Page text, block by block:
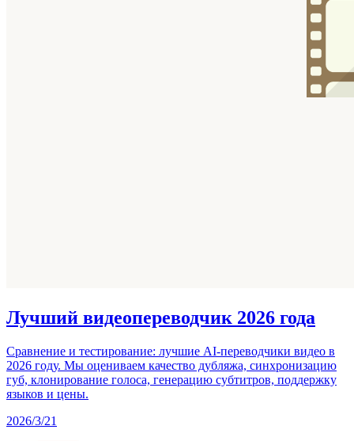
Лучший видеопереводчик 2026 года
Сравнение и тестирование: лучшие AI-переводчики видео в
2026 году. Мы оцениваем качество дубляжа, синхронизацию
губ, клонирование голоса, генерацию субтитров, поддержку
языков и цены.
2026/3/21